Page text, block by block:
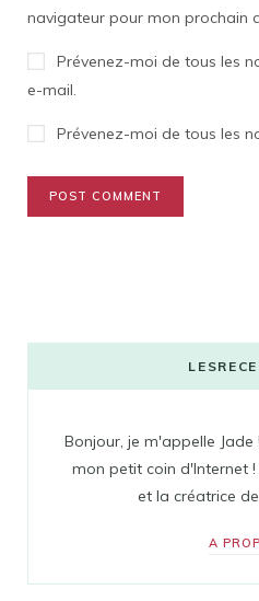
navigateur pour mon prochain
Prévenez-moi de tous les
e-mail.
Prévenez-moi de tous les
Bonjour, je m'appelle Jade
mon petit coin d'Internet !
et la créatrice
A